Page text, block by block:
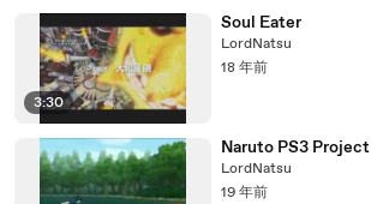
3:30
Soul Eater
LordNatsu
18 年前
Naruto PS3 Project
LordNatsu
19 年前